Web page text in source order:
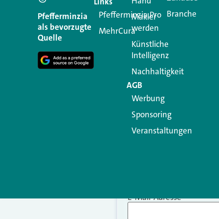
Ihre E-Mail-Adresse wird
Kommentar
E-Mail-Adresse*
Pfefferminzia
als bevorzugte
Quelle
Pfefferminzia.Pro
MehrCura
Makler
werden
Künstliche
Intelligenz
Nachhaltigkeit
AGB
Werbung
Sponsoring
Veranstaltungen
Branche